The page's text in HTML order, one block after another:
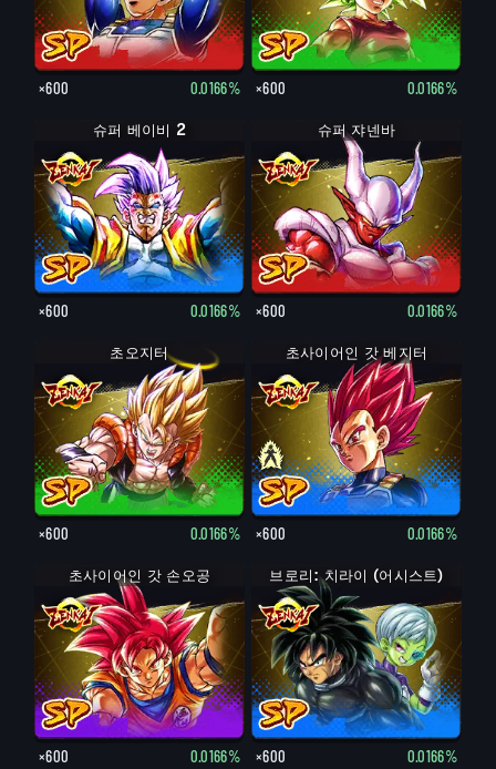
×600 0.0166% ×600 0.0166%
슈퍼 베이비 2
×600 0.0166%
슈퍼 쟈넨바
×600 0.0166%
초오지터
×600 0.0166%
초사이어인 베지터
초사이어인 갓 베지터
×600 0.0166%
초사이어인 갓 손오공
×600 0.0166%
브로리: 치라이 (어시스트)
×600 0.0166%